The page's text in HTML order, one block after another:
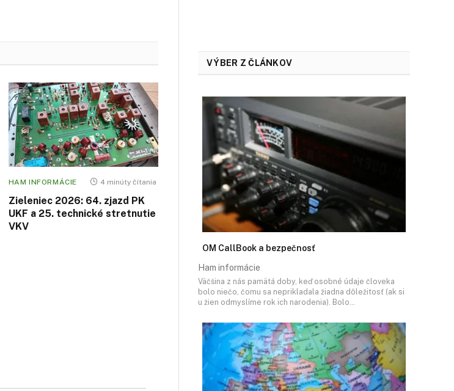
HAM INFORMÁCIE 4 minúty čítania
Zieleniec 2026: 64. zjazd PK
UKF a 25. technické stretnutie
VKV
VÝBER Z ČLÁNKOV
OM CallBook a bezpečnosť
Ham informácie
Väčšina z nás pamätá doby, keď osobné údaje človeka
bolo niečo, čomu sa neprikladala žiadna dôležitosť (ak si
u žien odmyslíme rok ich narodenia). Bolo…